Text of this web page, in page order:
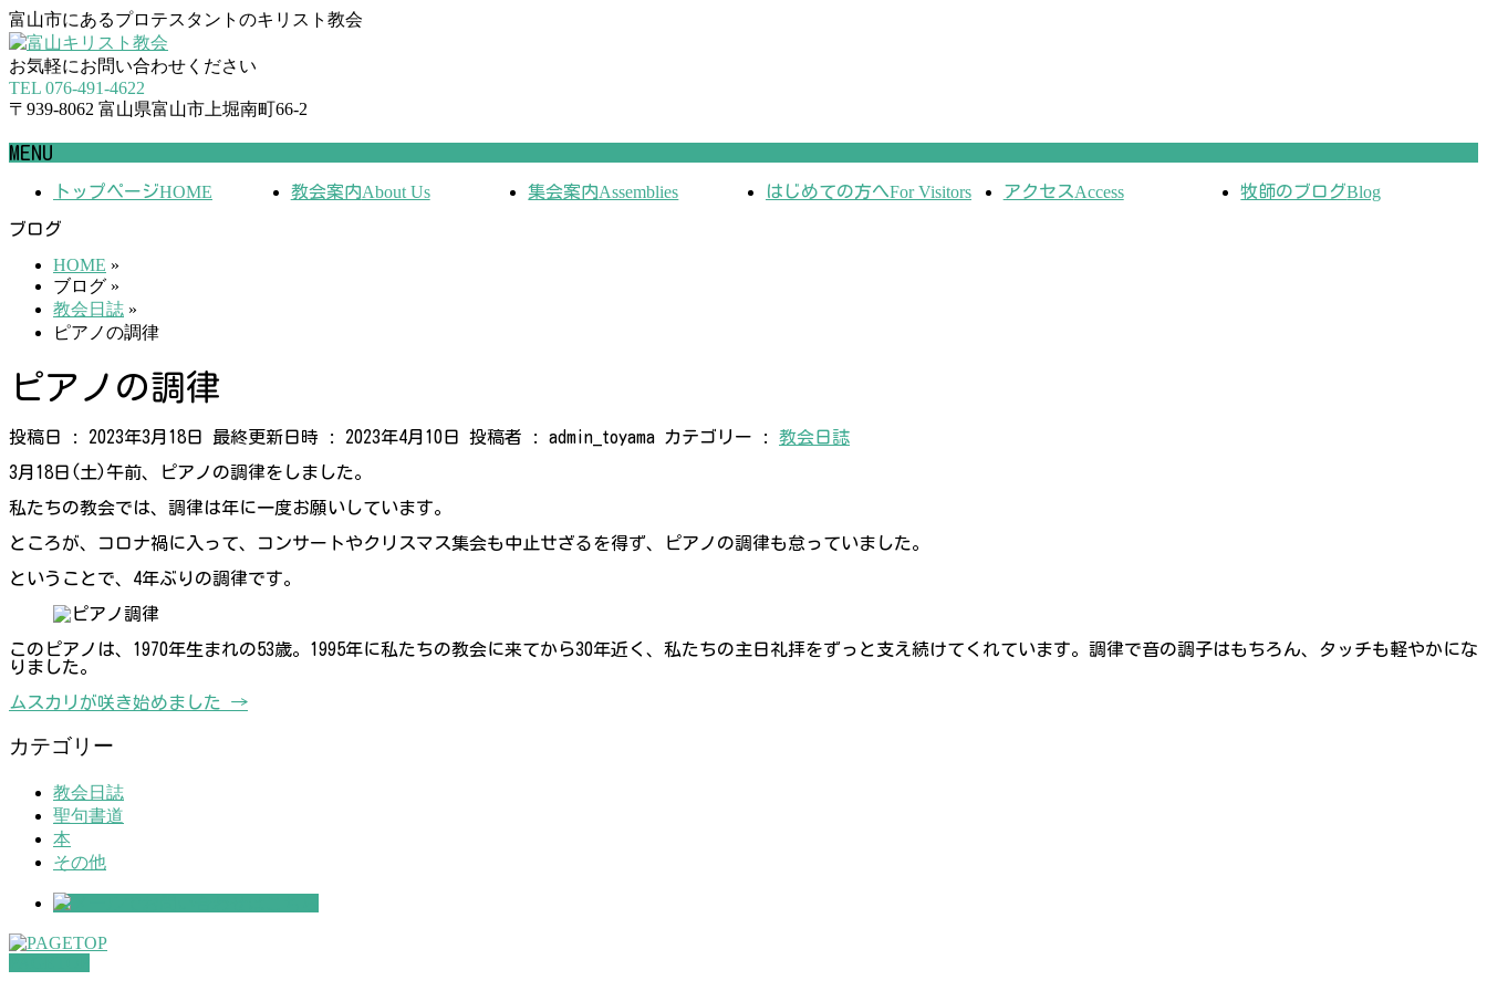
富山市にあるプロテスタントのキリスト教会
お気軽にお問い合わせください
TEL 076-491-4622
〒939-8062 富山県富山市上堀南町66-2
MENU
ニ
ュ
トップページHOME 教会案内About Us 集会案内Assemblies はじめての方へFor Visitors アクセスAccess 牧師のブログBlog
ブログ
HOME »
ブログ »
教会日誌 »
ピアノの調律
ピアノの調律
投稿日 : 2023年3月18日 最終更新日時 : 2023年4月10日 投稿者 : admin_toyama カテゴリー : 教会日誌
3月18日(土)午前、ピアノの調律をしました。
私たちの教会では、調律は年に一度お願いしています。
ところが、コロナ禍に入って、コンサートやクリスマス集会も中止せざるを得ず、ピアノの調律も怠っていました。
ということで、4年ぶりの調律です。
このピアノは、1970年生まれの53歳。1995年に私たちの教会に来てから30年近く、私たちの主日礼拝をずっと支え続けてくれています。調律で音の調子はもちろん、タッチも軽やかにな
りました。
ムスカリが咲き始めました →
カテゴリー
教会日誌
聖句書道
本
その他